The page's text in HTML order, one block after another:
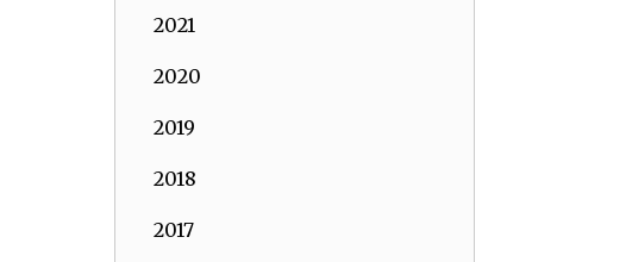
2021
2020
2019
2018
2017